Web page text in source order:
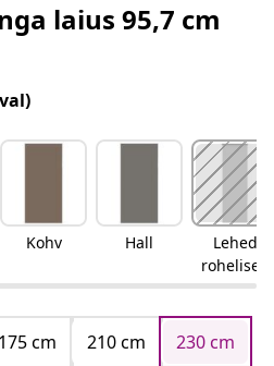
laius 95,7 cm
Kohv Hall
Lehed
rohelised
175 cm 210 cm
230 cm